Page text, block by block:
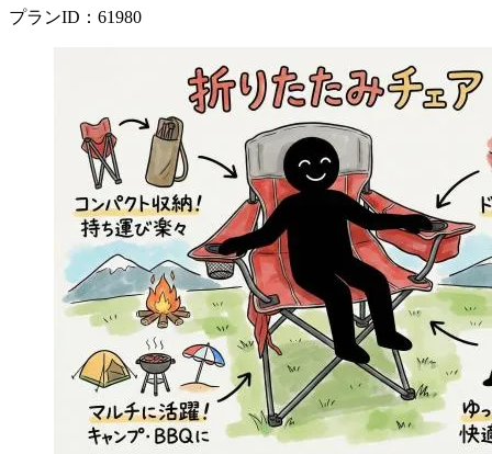
プランID：61980